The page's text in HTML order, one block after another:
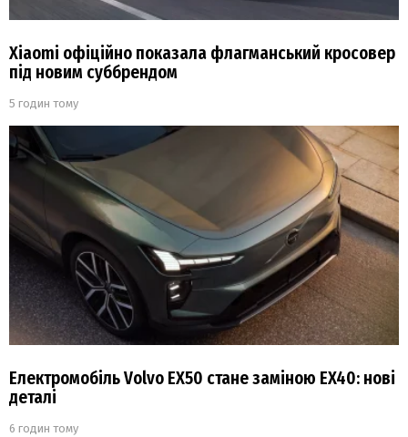
Xiaomi офіційно показала флагманський кросовер
під новим суббрендом
5 годин тому
Електромобіль Volvo EX50 стане заміною EX40: нові
деталі
6 годин тому